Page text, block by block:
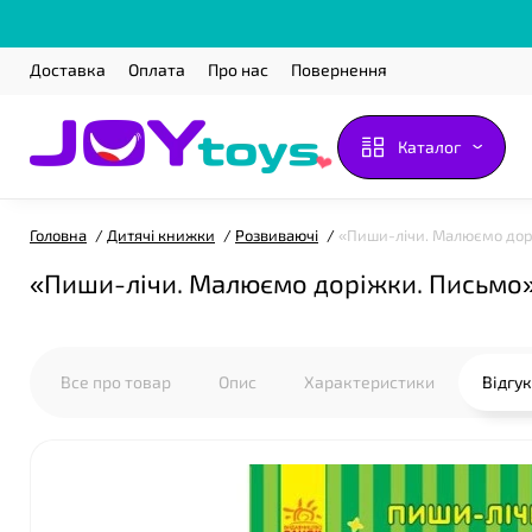
Доставка Оплата Про нас Повернення
Каталог
Головна Дитячі книжки Розвиваючі «Пиши-лічи. Малюємо
«Пиши-лічи. Малюємо доріжки.
Все про товар Опис Характеристики